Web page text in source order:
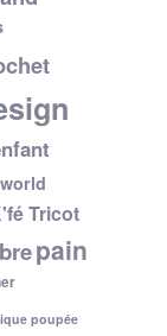
Tricot
pain
poupée